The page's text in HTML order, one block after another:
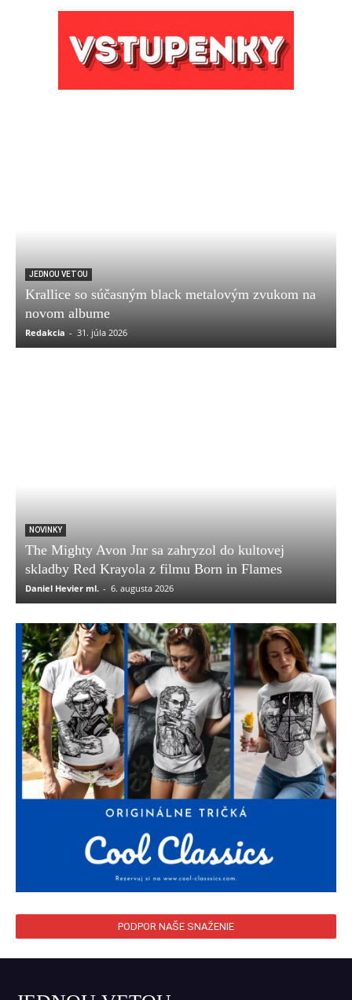
JEDNOU VETOU
Krallice so súčasným black metalovým zvukom na
novom albume
Redakcia - 31. júla 2026
NOVINKY
The Mighty Avon Jnr sa zahryzol do kultovej
skladby Red Krayola z filmu Born in Flames
Daniel Hevier ml. - 6. augusta 2026
PODPOR NAŠE SNAŽENIE